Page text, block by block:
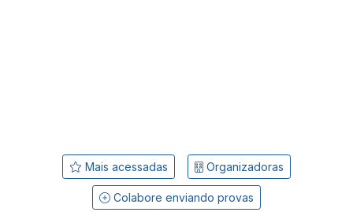
Mais acessadas Organizadoras
Colabore enviando provas